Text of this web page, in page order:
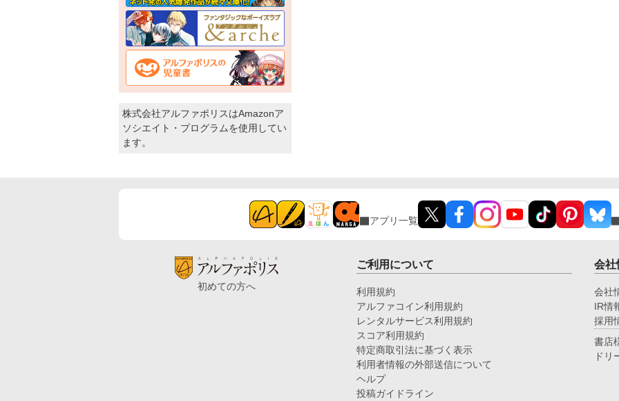
株式会社アルファポリスはAmazonア
ソシエイト・プログラムを使用してい
ます。
アプリ一覧
初めての方へ
ご利用について
利用規約
アルファコイン利用規約
レンタルサービス利用規約
スコア利用規約
特定商取引法に基づく表示
利用者情報の外部送信について
ヘルプ
投稿ガイドライン
会社
会社
IR情
採用
書店
ドリ